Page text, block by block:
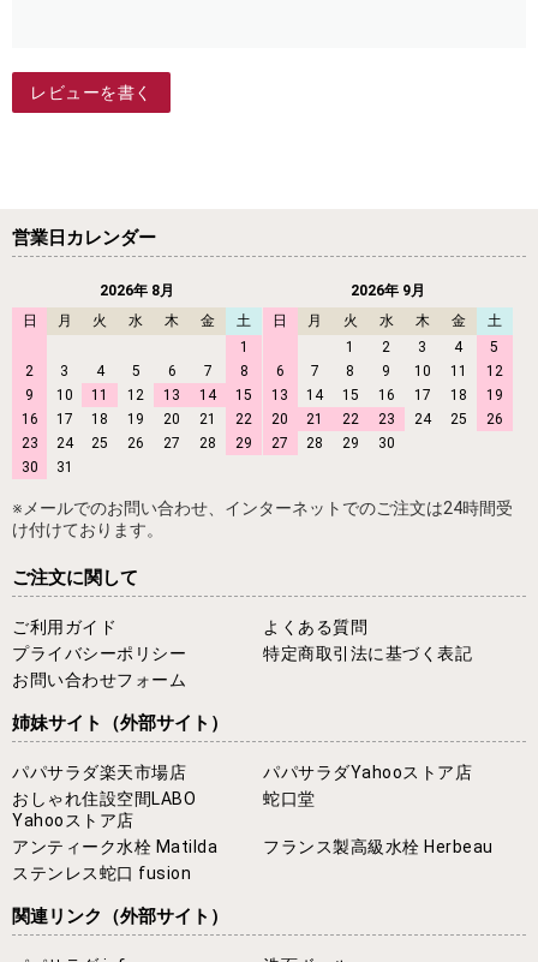
レビューを書く
営業日カレンダー
2026年 8月
日
月 火 水 木 金
土
1
2
3 4 5 6 7
8
9
10 11 12 13 14
15
16
17 18 19 20 21
22
23
24 25 26 27 28
29
30
31
2026年 9月
日
月 火 水 木 金
土
1
2 3 4
5
6
7 8 9 10 11
12
13
14 15 16 17 18
19
20
21 22 23 24 25
26
27
28 29 30
※メールでのお問い合わせ、インターネットでのご注文は24時間受
け付けております。
ご注文に関して
ご利用ガイド
よくある質問
プライバシーポリシー
特定商取引法に基づく表記
お問い合わせフォーム
姉妹サイト （外部サイト）
パパサラダ楽天市場店
パパサラダYahooストア店
おしゃれ住設空間LABO
Yahooストア店
蛇口堂
アンティーク水栓 Matilda
フランス製高級水栓 Herbeau
ステンレス蛇口 fusion
関連リンク （外部サイト）